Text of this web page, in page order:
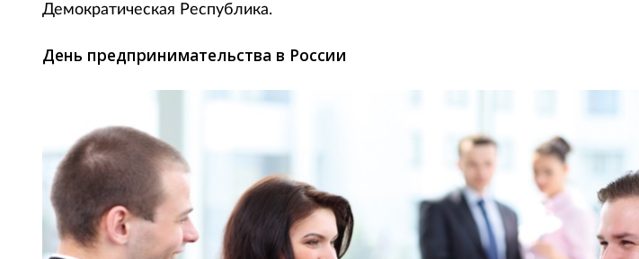
Демократическая Республика.
День предпринимательства в России